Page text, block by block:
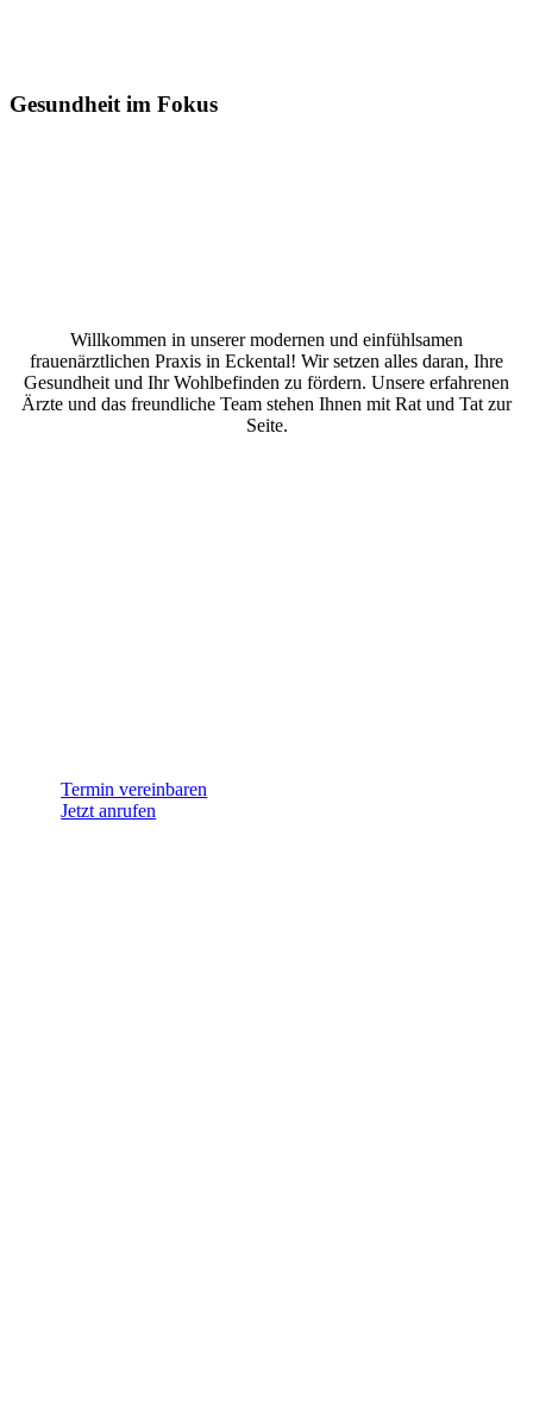
Gesundheit im Fokus
Willkommen in unserer modernen und einfühlsamen
frauenärztlichen Praxis in Eckental! Wir setzen alles daran, Ihre
Gesundheit und Ihr Wohlbefinden zu fördern. Unsere erfahrenen
Ärzte und das freundliche Team stehen Ihnen mit Rat und Tat zur
Seite.
Termin vereinbaren
Jetzt anrufen